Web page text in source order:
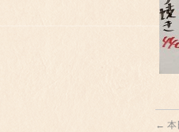
← 本